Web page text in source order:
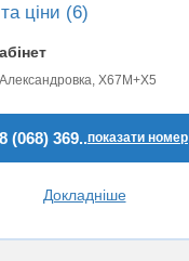
ціни (6)
X67M+X5
(068) 369..показати номер
Докладніше